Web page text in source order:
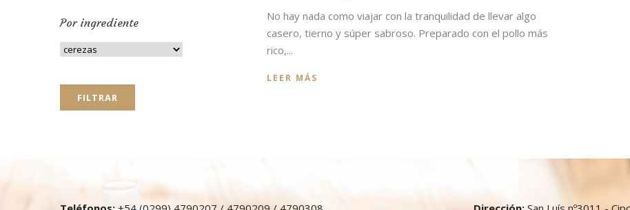
No hay nada como viajar con la tranquilidad de llevar algo
casero, tierno y súper sabroso. Preparado con el pollo más
rico,...
LEER MÁS
Por ingrediente